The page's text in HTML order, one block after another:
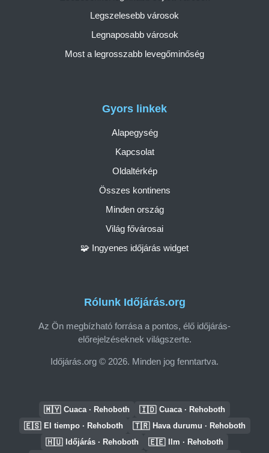
Rólunk Időjárás.org
Az Ön megbízható forrása a pontos, élő időjárás-
előrejelzéseknek világszerte.
Időjárás.org © 2026. Minden jog fenntartva.
Gyors linkek
Alapegység
Kapcsolat
Oldaltérkép
Összes kontinens
Minden ország
Világ fővárosai
🧩 Ingyenes időjárás widget
Legszelesebb városok
Legnaposabb városok
Most a legrosszabb levegőminőség
🇲🇾 Cuaca · Rehoboth 🇮🇩 Cuaca · Rehoboth
🇪🇸 El tiempo · Rehoboth 🇹🇷 Hava durumu · Rehoboth
🇭🇺 Időjárás · Rehoboth 🇪🇪 Ilm · Rehoboth